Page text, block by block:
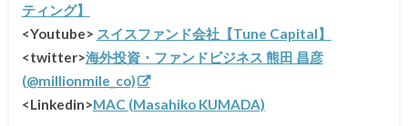
ティング】
<Youtube> スイスファンド会社【Tune Capital】
<twitter>海外投資・ファンドビジネス 熊田 昌彦
(@millionmile_co)
<Linkedin>MAC (Masahiko KUMADA)